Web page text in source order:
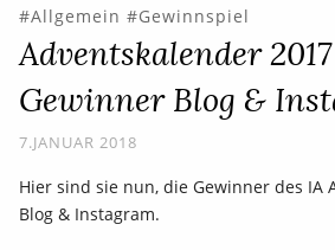
Allgemein Gewinnspiel
Adventskalender
Gewinner Blog &
7.JANUAR 2018
Hier sind sie nun, die Gewinner des IA
Blog & Instagram.